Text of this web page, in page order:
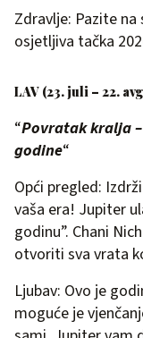
Zdravlje: Pazite
osjetljiva tačka
LAV (23. juli – 22.
“Povratak kralja
godine“
Opći pregled:
vaša era! Jupiter
godinu”. Chani
otvoriti sva vrata
Ljubav: Ovo je
moguće je